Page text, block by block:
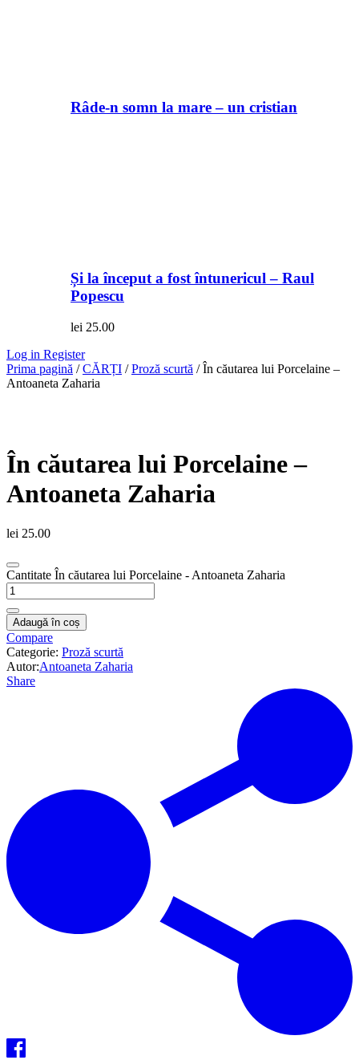
Râde-n somn la mare – un cristian
Și la început a fost întunericul – Raul
Popescu
lei 25.00
Log in Register
Prima pagină /CĂRȚI /Proză scurtă / În căutarea lui Porcelaine –
Antoaneta Zaharia
În căutarea lui Porcelaine –
Antoaneta Zaharia
lei 25.00
Cantitate În căutarea lui Porcelaine - Antoaneta Zaharia
Adaugă în coș
Compare
Categorie: Proză scurtă
Autor:Antoaneta Zaharia
Share